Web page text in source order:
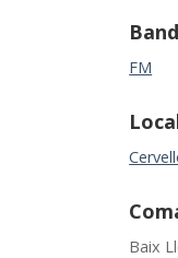
FM
Baix